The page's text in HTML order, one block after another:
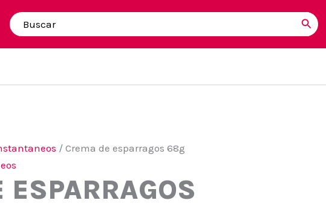
Buscar
/ Crema de esparragos 68g
ESPARRAGOS